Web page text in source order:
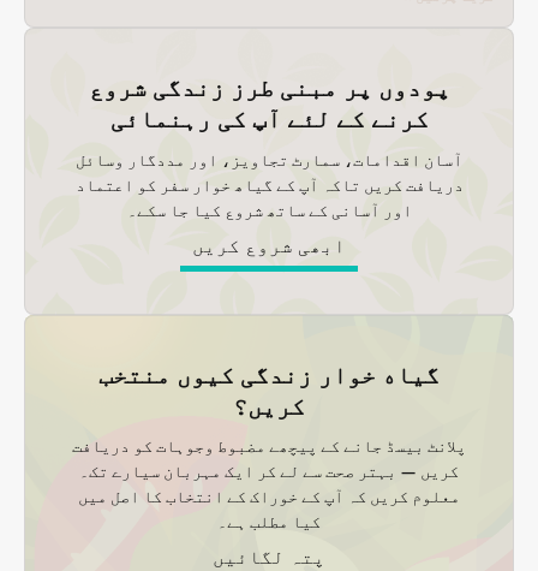
پودوں پر مبنی طرز زندگی شروع
کرنے کے لئے آپ کی رہنمائی
آسان اقدامات، سمارٹ تجاویز، اور مددگار وسائل
دریافت کریں تاکہ آپ کے گیاھ خوار سفر کو اعتماد
اور آسانی کے ساتھ شروع کیا جا سکے۔
ابھی شروع کریں
گیاه خوار زندگی کیوں منتخب
کریں؟
پلانٹ بیسڈ جانے کے پیچھے مضبوط وجوہات کو دریافت
کریں — بہتر صحت سے لے کر ایک مہربان سیارے تک۔
معلوم کریں کہ آپ کے خوراک کے انتخاب کا اصل میں
کیا مطلب ہے۔
پتہ لگائیں